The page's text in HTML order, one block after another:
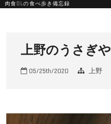
肉食OLの食べ歩き備忘録
上野のうさぎや
05/25th/2020 上野